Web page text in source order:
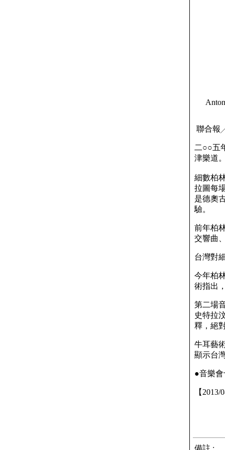
聯合報
二○○五
津樂道
細數柏
拉圖每
是德奧
驗。
前年柏
交響曲
台灣對
今年柏
術指出
第二場
史特拉
釋，絕
牛耳藝
顯示台
●音樂
【
備註 :